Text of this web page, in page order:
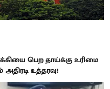
பெற தாய்க்கு உரிமை
உத்தரவு!